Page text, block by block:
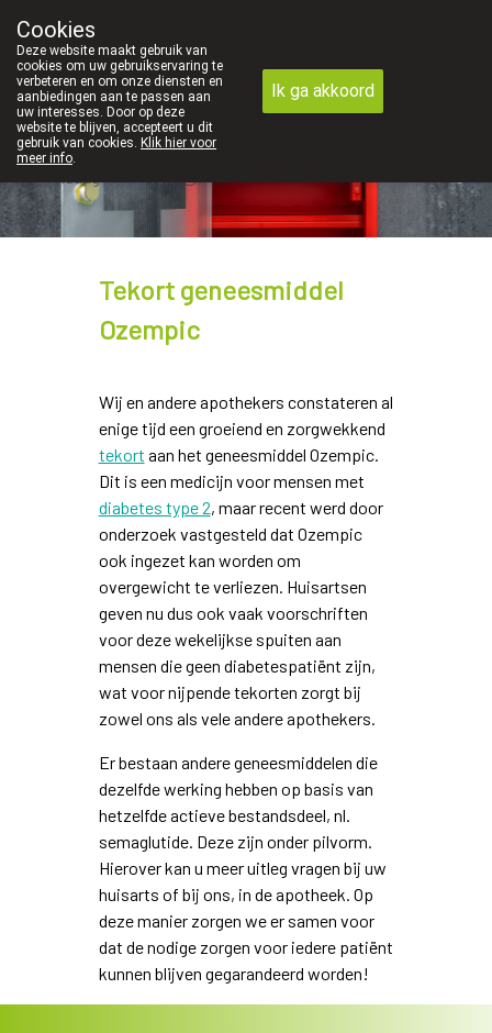
02/5135502
Tekort geneesmiddel
Ozempic
Wij en andere apothekers constateren al
enige tijd een groeiend en zorgwekkend
tekort aan het geneesmiddel Ozempic.
Dit is een medicijn voor mensen met
diabetes type 2, maar recent werd door
onderzoek vastgesteld dat Ozempic
ook ingezet kan worden om
overgewicht te verliezen. Huisartsen
geven nu dus ook vaak voorschriften
voor deze wekelijkse spuiten aan
mensen die geen diabetespatiënt zijn,
wat voor nijpende tekorten zorgt bij
zowel ons als vele andere apothekers.
Er bestaan andere geneesmiddelen die
dezelfde werking hebben op basis van
hetzelfde actieve bestandsdeel, nl.
semaglutide. Deze zijn onder pilvorm.
Hierover kan u meer uitleg vragen bij uw
huisarts of bij ons, in de apotheek. Op
deze manier zorgen we er samen voor
dat de nodige zorgen voor iedere patiënt
kunnen blijven gegarandeerd worden!
Cookies
Deze website maakt gebruik van
cookies om uw gebruikservaring te
verbeteren en om onze diensten en
aanbiedingen aan te passen aan
uw interesses. Door op deze
website te blijven, accepteert u dit
gebruik van cookies. Klik hier voor
meer info.
Ik ga akkoord